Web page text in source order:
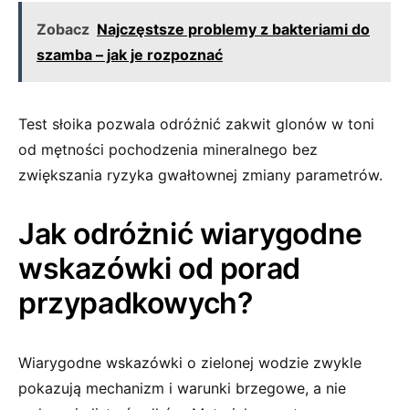
Zobacz Najczęstsze problemy z bakteriami do
szamba – jak je rozpoznać
Test słoika pozwala odróżnić zakwit glonów w toni
od mętności pochodzenia mineralnego bez
zwiększania ryzyka gwałtownej zmiany parametrów.
Jak odróżnić wiarygodne
wskazówki od porad
przypadkowych?
Wiarygodne wskazówki o zielonej wodzie zwykle
pokazują mechanizm i warunki brzegowe, a nie